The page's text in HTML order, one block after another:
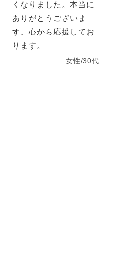
くなりました。本当に
ありがとうございま
す。心から応援してお
ります。
女性/30代